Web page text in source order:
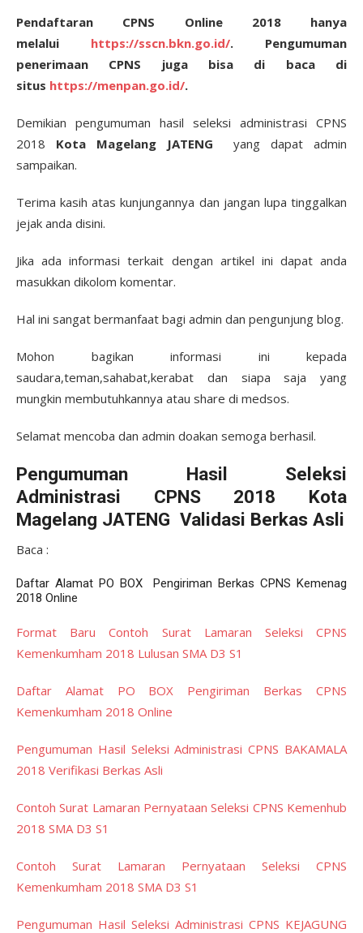
Pendaftaran CPNS Online 2018 hanya
melalui https://sscn.bkn.go.id/. Pengumuman
penerimaan CPNS juga bisa di baca di
situs https://menpan.go.id/.
Demikian pengumuman hasil seleksi administrasi CPNS
2018 Kota Magelang JATENGyang dapat admin
sampaikan.
Terima kasih atas kunjungannya dan jangan lupa tinggalkan
jejak anda disini.
Jika ada informasi terkait dengan artikel ini dapat anda
masukkan dikolom komentar.
Hal ini sangat bermanfaat bagi admin dan pengunjung blog.
Mohon bagikan informasi ini kepada
saudara,teman,sahabat,kerabat dan siapa saja yang
mungkin membutuhkannya atau share di medsos.
Selamat mencoba dan admin doakan semoga berhasil.
Pengumuman Hasil Seleksi
Administrasi CPNS 2018 Kota
Magelang JATENG Validasi Berkas Asli
Baca :
Daftar Alamat PO BOX Pengiriman Berkas CPNS Kemenag
2018 Online
Format Baru Contoh Surat Lamaran Seleksi CPNS
Kemenkumham 2018 Lulusan SMA D3 S1
Daftar Alamat PO BOX Pengiriman Berkas CPNS
Kemenkumham 2018 Online
Pengumuman Hasil Seleksi Administrasi CPNS BAKAMALA
2018 Verifikasi Berkas Asli
Contoh Surat Lamaran Pernyataan Seleksi CPNS Kemenhub
2018 SMA D3 S1
Contoh Surat Lamaran Pernyataan Seleksi CPNS
Kemenkumham 2018 SMA D3 S1
Pengumuman Hasil Seleksi Administrasi CPNS KEJAGUNG